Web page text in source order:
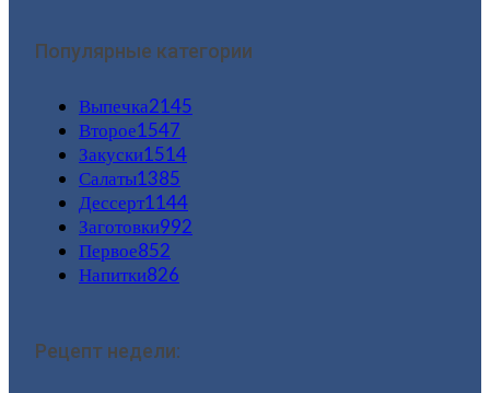
Популярные категории
Выпечка2145
Второе1547
Закуски1514
Салаты1385
Дессерт1144
Заготовки992
Первое852
Напитки826
Рецепт недели: